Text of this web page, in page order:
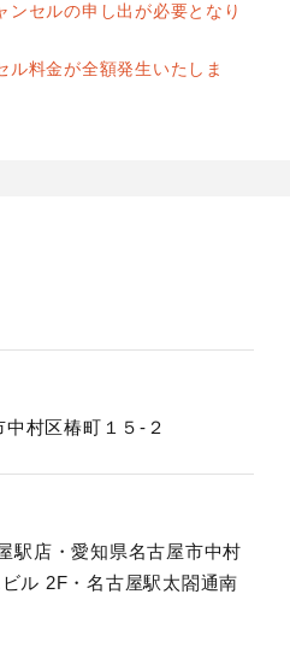
ンセルの申し出が必要となり
ル料金が全額発生いたしま
中村区椿町１５-２
駅店・愛知県名古屋市中村
ル 2F・名古屋駅太閤通南